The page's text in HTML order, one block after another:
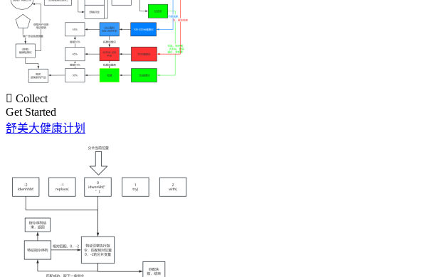
 Collect
Get Started
舒美大健康计划